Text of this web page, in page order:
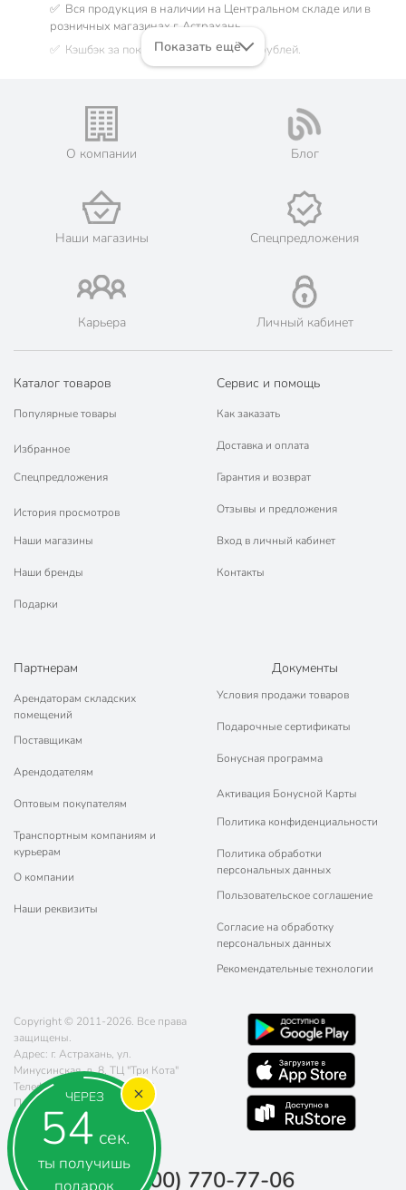
ЧЕРЕЗ
53 сек.
ты получишь
подарок
✅ Вся продукция в наличии на Центральном складе или в
розничных магазинах г. Астрахань.
✅ Кэшбэк за покупку до 44 бонусных рублей.
Показать ещё
О компании Блог
Наши магазины Спецпредложения
Карьера Личный кабинет
Каталог товаров
Популярные товары
Избранное
Спецпредложения
История просмотров
Наши магазины
Наши бренды
Подарки
Сервис и помощь
Как заказать
Доставка и оплата
Гарантия и возврат
Отзывы и предложения
Вход в личный кабинет
Контакты
Партнерам
Арендаторам складских
помещений
Поставщикам
Арендодателям
Оптовым покупателям
Транспортным компаниям и
курьерам
О компании
Наши реквизиты
Документы
Условия продажи товаров
Подарочные сертификаты
Бонусная программа
Активация Бонусной Карты
Политика конфиденциальности
Политика обработки
персональных данных
Пользовательское соглашение
Согласие на обработку
персональных данных
Рекомендательные технологии
Copyright © 2011-2026. Все права
защищены.
Адрес: г. Астрахань, ул.
Минусинская, д. 8, ТЦ "Три Кота"
Телефон:
8 (800) 770-77-06
Почта:
sales@poryadok.ru
8 (800) 770-77-06